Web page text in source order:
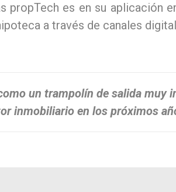
es en su aplicación
a través de canales
un trampolín de salida muy
inmobiliario en los próximos